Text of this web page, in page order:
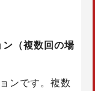
（複数回の場
ンです。複数